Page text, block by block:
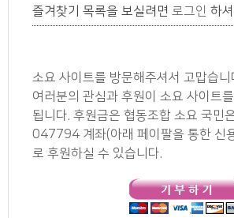
즐겨찾기 목록을 보실려면 로그인 하
소요 사이트를 방문해주셔서 고맙습니
여러분의 관심과 후원이 소요 사이트
됩니다. 후원금은 협동조합 소요 국
047794 계좌(아래 페이팔을 통한 신
로 후원하실 수 있습니다.